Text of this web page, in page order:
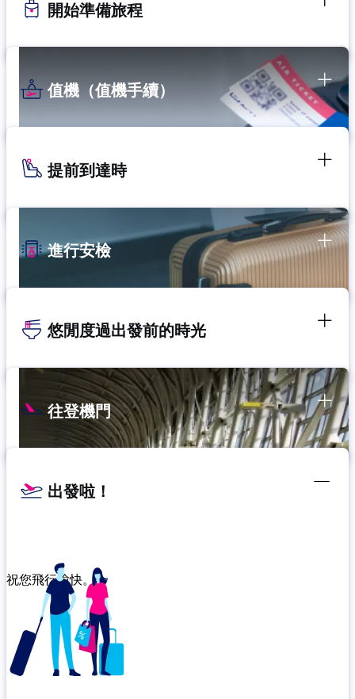
開始準備旅程
值機（值機手續）
提前到達時
進行安檢
悠閒度過出發前的時光
往登機門
出發啦！
祝您飛行愉快。